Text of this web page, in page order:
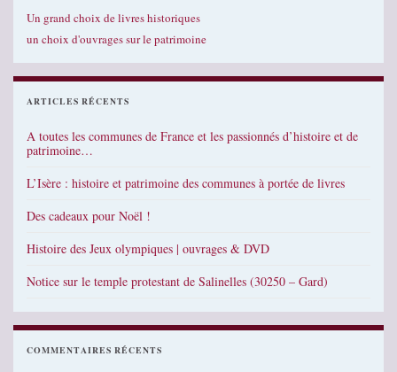
Un grand choix de livres historiques
un choix d'ouvrages sur le patrimoine
ARTICLES RÉCENTS
A toutes les communes de France et les passionnés d’histoire et de
patrimoine…
L’Isère : histoire et patrimoine des communes à portée de livres
Des cadeaux pour Noël !
Histoire des Jeux olympiques | ouvrages & DVD
Notice sur le temple protestant de Salinelles (30250 – Gard)
COMMENTAIRES RÉCENTS